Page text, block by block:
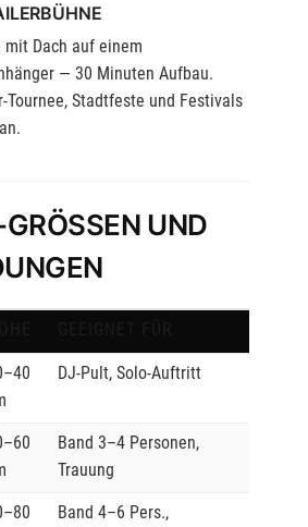
Dach auf einem
— 30 Minuten Aufbau.
Tournee, Stadtfeste und Festivals
UND A
DJ-Pult, Solo-Auftritt
Band 3–4 Personen,
Trauung
Band 4–6 Pers.,